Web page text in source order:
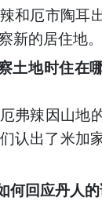
和厄市陶耳
新的居住地。
土地时住在
弗辣因山地
认出了米加
何回应丹人的